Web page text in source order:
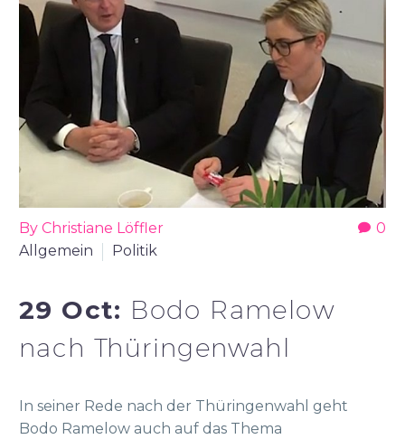
0
By Christiane Löffler
Allgemein
Politik
29 Oct: Bodo Ramelow
nach Thüringenwahl
In seiner Rede nach der Thüringenwahl geht
Bodo Ramelow auch auf das Thema